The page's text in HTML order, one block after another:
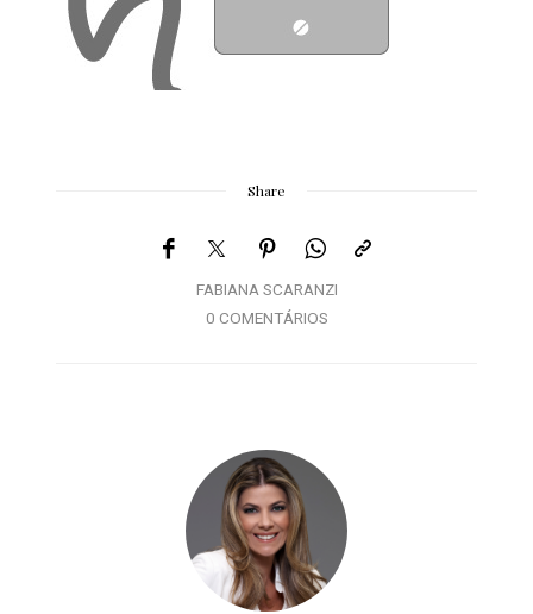
Share
FABIANA SCARANZI
0 COMENTÁRIOS